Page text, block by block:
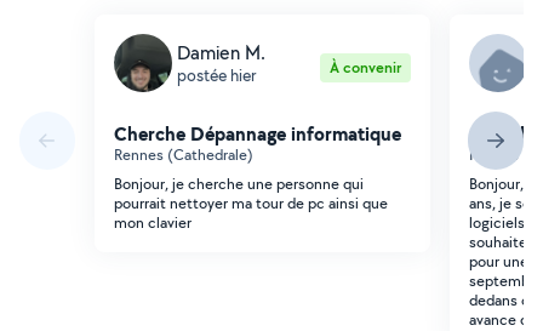
Damien M.
postée hier À convenir
Cherche Dépannage informatique
Rennes (Cathedrale)
Bonjour, je cherche une personne qui
pourrait nettoyer ma tour de pc ainsi que
mon clavier
Rennes
Bonjour,
ans, je
logiciels
pour une
dedans
avance